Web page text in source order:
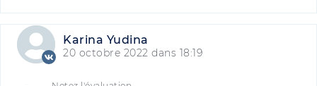
Karina Yudina
20 octobre 2022 dans 18:19